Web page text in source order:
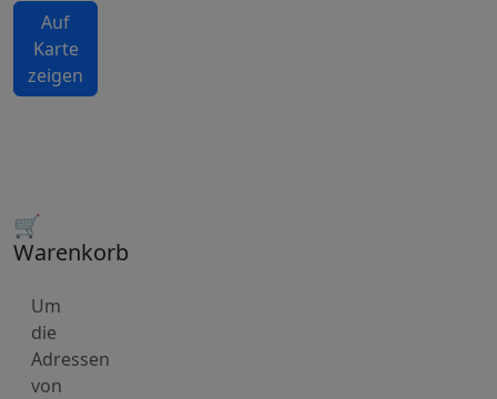
Auf
Karte
zeigen
🛒
Warenkorb
Um
die
Adressen
von